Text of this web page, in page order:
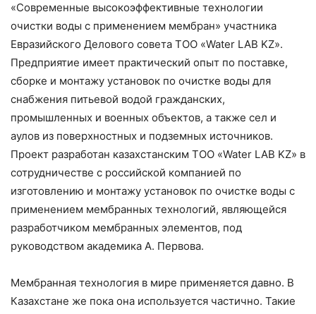
«Современные высокоэффективные технологии
очистки воды с применением мембран» участника
Евразийского Делового совета ТОО «Water LAB KZ».
Предприятие имеет практический опыт по поставке,
сборке и монтажу установок по очистке воды для
снабжения питьевой водой гражданских,
промышленных и военных объектов, а также сел и
аулов из поверхностных и подземных источников.
Проект разработан казахстанским ТОО «Water LAB KZ» в
сотрудничестве с российской компанией по
изготовлению и монтажу установок по очистке воды с
применением мембранных технологий, являющейся
разработчиком мембранных элементов, под
руководством академика А. Первова.
Мембранная технология в мире применяется давно. В
Казахстане же пока она используется частично. Такие